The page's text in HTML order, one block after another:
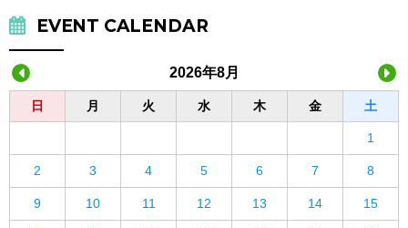
EVENT CALENDAR
2026年8月
日 月 火 水 木 金 土
1
2 3 4 5 6 7 8
9 10 11 12 13 14 15